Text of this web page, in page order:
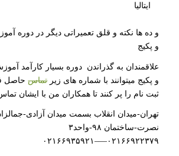
ایتالیا
و ده ها نکته و قلق تعمیراتی دیگر در دوره
و پکیج
علاقمندان به گذراندن دوره بسیار کارآمد
و پکیج میتوانند با شماره های زیرتماسحاصل
ثبت نام را پر کنند تا همکاران من با ایشان تماس
تهران-میدان انقلاب بسمت میدان آزادی-
نصرت-ساختمان ۹۸-واحد۳
۰۲۱۶۶۹۲۲۳۷۹—–۰۲۱۶۶۹۳۵۹۲۱